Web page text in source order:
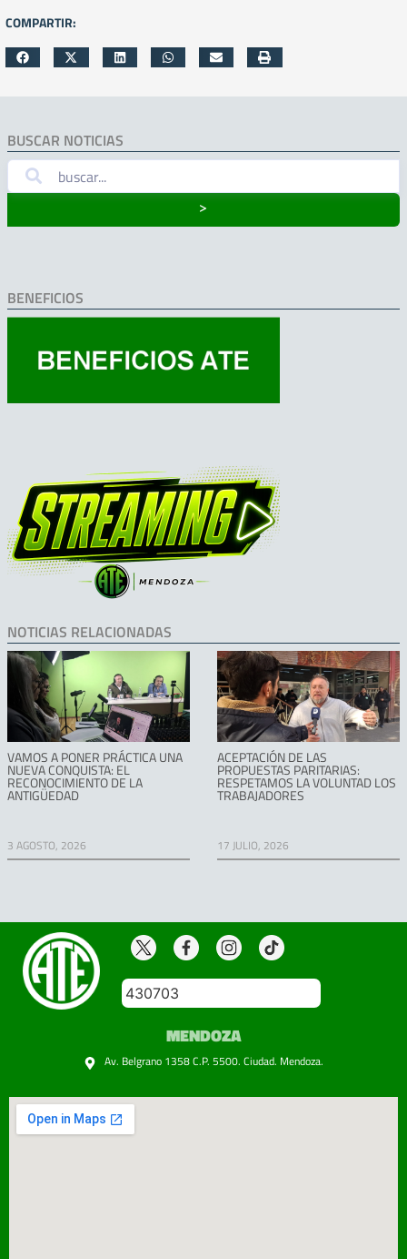
COMPARTIR:
BUSCAR NOTICIAS
˃
BENEFICIOS
NOTICIAS RELACIONADAS
VAMOS A PONER PRÁCTICA UNA
NUEVA CONQUISTA: EL
RECONOCIMIENTO DE LA
ANTIGÜEDAD
3 AGOSTO, 2026
ACEPTACIÓN DE LAS
PROPUESTAS PARITARIAS:
RESPETAMOS LA VOLUNTAD LOS
TRABAJADORES
17 JULIO, 2026
430703
MENDOZA
Av. Belgrano 1358 C.P. 5500. Ciudad. Mendoza.